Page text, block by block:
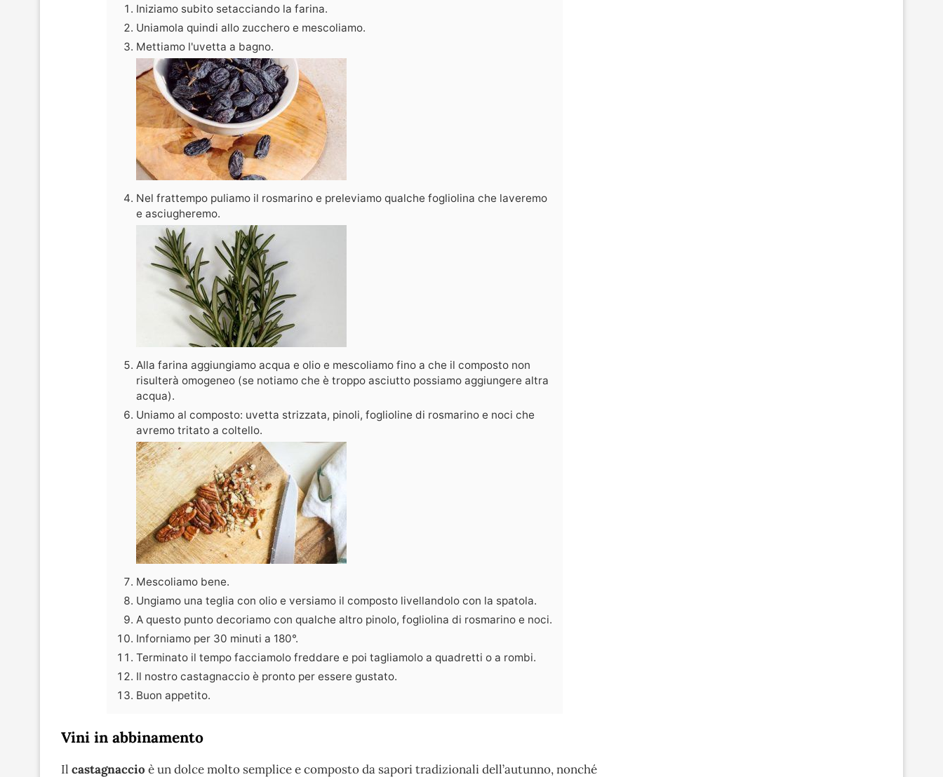
Iniziamo subito setacciando la farina.
Uniamola quindi allo zucchero e mescoliamo.
Mettiamo l'uvetta a bagno.
Nel frattempo puliamo il rosmarino e preleviamo qualche fogliolina che laveremo
e asciugheremo.
Alla farina aggiungiamo acqua e olio e mescoliamo fino a che il composto non
risulterà omogeneo (se notiamo che è troppo asciutto possiamo aggiungere altra
acqua).
Uniamo al composto: uvetta strizzata, pinoli, foglioline di rosmarino e noci che
avremo tritato a coltello.
Mescoliamo bene.
Ungiamo una teglia con olio e versiamo il composto livellandolo con la spatola.
A questo punto decoriamo con qualche altro pinolo, fogliolina di rosmarino e noci.
Inforniamo per 30 minuti a 180°.
Terminato il tempo facciamolo freddare e poi tagliamolo a quadretti o a rombi.
Il nostro castagnaccio è pronto per essere gustato.
Buon appetito.
Vini in abbinamento
Il castagnaccio è un dolce molto semplice e composto da sapori tradizionali dell’autunno, nonché